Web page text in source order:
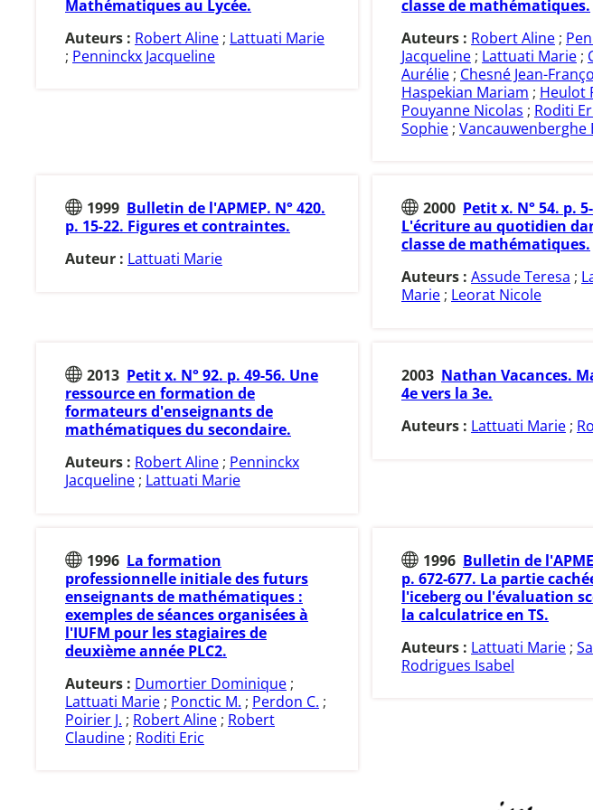
Mathématiques au Lycée.
Auteurs : Robert Aline ; Lattuati Marie
; Penninckx Jacqueline
classe de mathématiques.
Auteurs : Robert Aline ;
Jacqueline ; Lattuati Marie ;
Aurélie ; Chesné Jean-
Haspekian Mariam ; Heulot
Pouyanne Nicolas ; Roditi
Sophie ; Vancauwenberghe
1999 Bulletin de l'APMEP. N° 420.
p. 15-22. Figures et contraintes.
Auteur : Lattuati Marie
2000 Petit x. N° 54. p.
L'écriture au quotidien
classe de mathématiques.
Auteurs : Assude Teresa ;
Marie; Leorat Nicole
2013 Petit x. N° 92. p. 49-56. Une
ressource en formation de
formateurs d'enseignants de
mathématiques du secondaire.
Auteurs : Robert Aline ; Penninckx
Jacqueline ; Lattuati Marie
2003 Nathan Vacances.
4e vers la 3e.
Auteurs : Lattuati Marie ;
1996 La formation
professionnelle initiale des futurs
enseignants de mathématiques :
exemples de séances organisées à
l'IUFM pour les stagiaires de
deuxième année PLC2.
Auteurs : Dumortier Dominique ;
Lattuati Marie ; Ponctic M. ; Perdon C. ;
Poirier J. ; Robert Aline ; Robert
Claudine ; Roditi Eric
1996 Bulletin de
p. 672-677. La partie
l'iceberg ou l'évaluation
la calculatrice en TS.
Auteurs : Lattuati Marie ;
Rodrigues Isabel